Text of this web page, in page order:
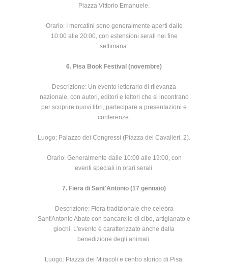
Piazza Vittorio Emanuele.
Orario: I mercatini sono generalmente aperti dalle
10:00 alle 20:00, con estensioni serali nei fine
settimana.
6. Pisa Book Festival (novembre)
Descrizione: Un evento letterario di rilevanza
nazionale, con autori, editori e lettori che si incontrano
per scoprire nuovi libri, partecipare a presentazioni e
conferenze.
Luogo: Palazzo dei Congressi (Piazza dei Cavalieri, 2).
Orario: Generalmente dalle 10:00 alle 19:00, con
eventi speciali in orari serali.
7. Fiera di Sant'Antonio (17 gennaio)
Descrizione: Fiera tradizionale che celebra
Sant'Antonio Abate con bancarelle di cibo, artigianato e
giochi. L'evento è caratterizzato anche dalla
benedizione degli animali.
Luogo: Piazza dei Miracoli e centro storico di Pisa.